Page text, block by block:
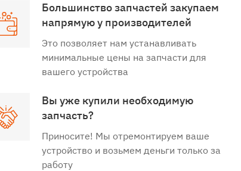
Большинство запчастей закупаем
напрямую у производителей
Это позволяет нам устанавливать
минимальные цены на запчасти для
вашего устройства
Вы уже купили необходимую
запчасть?
Приносите! Мы отремонтируем ваше
устройство и возьмем деньги только за
работу